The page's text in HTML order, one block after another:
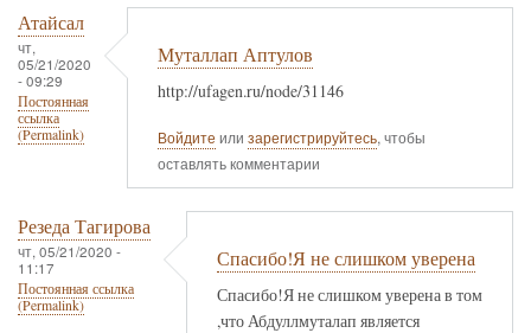
Атайсал
чт,
05/21/2020
- 09:29
Постоянная
ссылка
(Permalink)
Муталлап Аптулов
http://ufagen.ru/node/31146
Войдите или зарегистрируйтесь, чтобы
оставлять комментарии
Резеда Тагирова
чт, 05/21/2020 -
11:17
Постоянная ссылка
(Permalink)
Спасибо!Я не слишком уверена
Спасибо!Я не слишком уверена в том
,что Абдуллмуталап является